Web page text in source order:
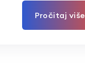
Pročitaj više